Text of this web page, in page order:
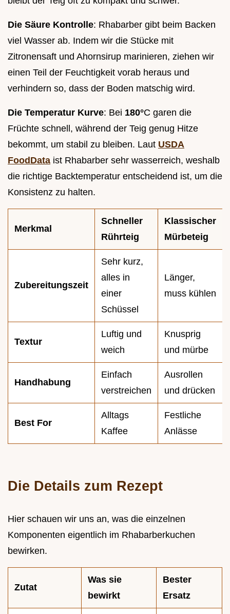
Die Säure Kontrolle: Rhabarber gibt beim Backen
viel Wasser ab. Indem wir die Stücke mit
Zitronensaft und Ahornsirup marinieren, ziehen wir
einen Teil der Feuchtigkeit vorab heraus und
verhindern so, dass der Boden matschig wird.
Die Temperatur Kurve: Bei 180°C garen die
Früchte schnell, während der Teig genug Hitze
bekommt, um stabil zu bleiben. Laut USDA
FoodData ist Rhabarber sehr wasserreich, weshalb
die richtige Backtemperatur entscheidend ist, um die
Konsistenz zu halten.
Merkmal
Schneller
Rührteig
Klassischer
Mürbeteig
Zubereitungszeit
Sehr kurz,
alles in
einer
Schüssel
Länger,
muss kühlen
Textur
Luftig und
weich
Knusprig
und mürbe
Handhabung
Einfach
verstreichen
Ausrollen
und drücken
Best For
Alltags
Kaffee
Festliche
Anlässe
Die Details zum Rezept
Hier schauen wir uns an, was die einzelnen
Komponenten eigentlich im Rhabarberkuchen
bewirken.
Zutat
Was sie
bewirkt
Bester
Ersatz